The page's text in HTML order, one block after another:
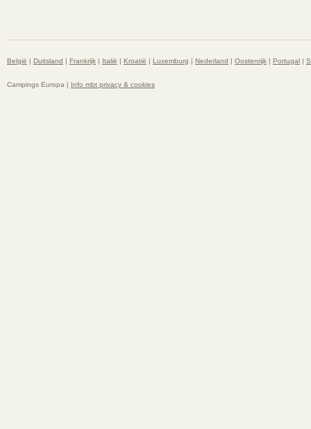
België | Duitsland | Frankrijk | Italië | Kroatië | Luxemburg | Nederland | Oostenrijk | Portugal |
Campings Europa | Info mbt privacy & cookies